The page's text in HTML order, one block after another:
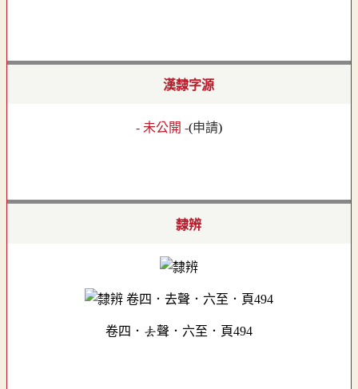
漢隸字源
- 未公開 -(申請)
隸辨
卷四．去聲．六至．頁494